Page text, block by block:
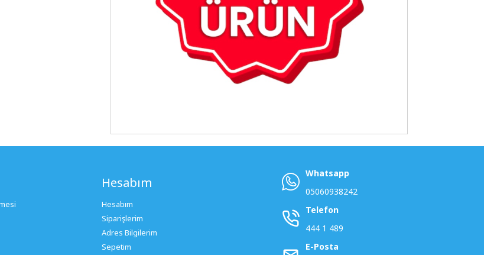
Hesabım
Hesabım
Siparişlerim
Adres Bilgilerim
Sepetim
Whatsapp
05060938242
Telefon
444 1 489
E-Posta